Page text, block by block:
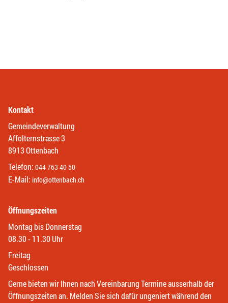
Kontakt
Gemeindeverwaltung
Affolternstrasse 3
8913 Ottenbach
Telefon: 044 763 40 50
E-Mail: info@ottenbach.ch
Öffnungszeiten
Montag bis Donnerstag
08.30 - 11.30 Uhr
Freitag
Geschlossen
Gerne bieten wir Ihnen nach Vereinbarung Termine ausserhalb der
Öffnungszeiten an. Melden Sie sich dafür ungeniert während den